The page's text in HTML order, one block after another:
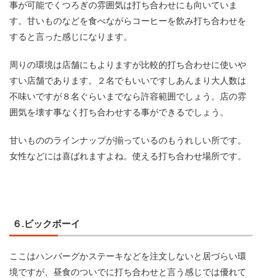
事が可能でくつろぎの雰囲気は打ち合わせにも向いていま
す。甘いものなどを食べながらコーヒーを飲み打ち合わせを
すると言った感じになります。
周りの環境は店舗にもよりますが比較的打ち合わせに使いや
すい店舗であります。２名でもいいですしあんまり大人数は
不味いですが８名ぐらいまでなら許容範囲でしょう。店の雰
囲気を壊す事なく打ち合わせする事ができるでしょう。
甘いもののラインナップが揃っているのもうれしい所です。
女性などには喜ばれますよね。使える打ち合わせ場所です。
６.ビックボーイ
ここはハンバーグかステーキなどを注文しないと居づらい環
境ですが、昼食のついでに打ち合わせと言う感じでは優れて